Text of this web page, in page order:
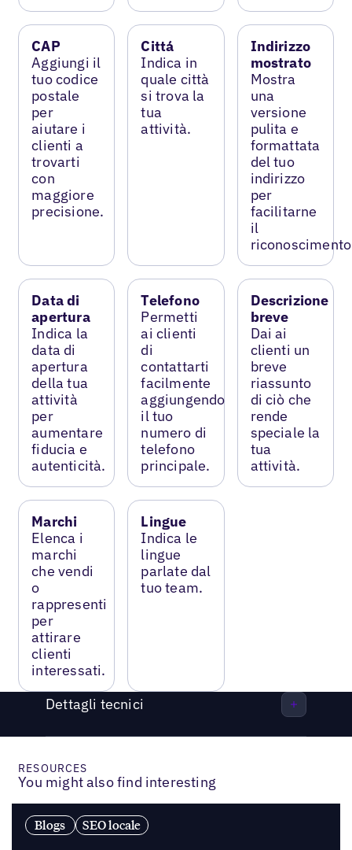
CAP
Aggiungi il
tuo codice
postale
per
aiutare i
clienti a
trovarti
con
maggiore
precisione.
Cittá
Indica in
quale città
si trova la
tua
attività.
Indirizzo
mostrato
Mostra
una
versione
pulita e
formattata
del tuo
indirizzo
per
facilitarne
il
Data di
apertura
Indica la
data di
apertura
della tua
attività
per
aumentare
fiducia e
autenticità.
Telefono
Permetti
ai clienti
di
contattarti
facilmente
aggiungendo
il tuo
numero di
telefono
principale.
Descrizione
breve
Dai ai
clienti un
breve
riassunto
di ciò che
rende
speciale la
tua
attività.
Marchi
Elenca i
marchi
che vendi
o
rappresenti
per
attirare
clienti
interessati.
Lingue
Indica le
lingue
parlate dal
tuo team.
Dettagli tecnici
RESOURCES
You might also find interesting
Blogs SEO locale